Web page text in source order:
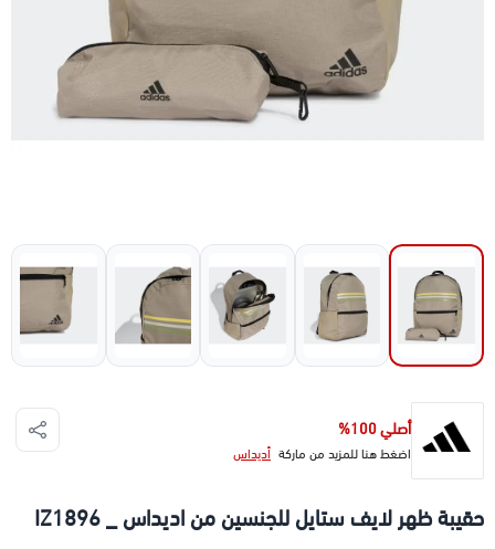
أصلي 100%
اضغط هنا للمزيد من ماركة أديداس
حقيبة ظهر لايف ستايل للجنسين من اديداس _ IZ1896